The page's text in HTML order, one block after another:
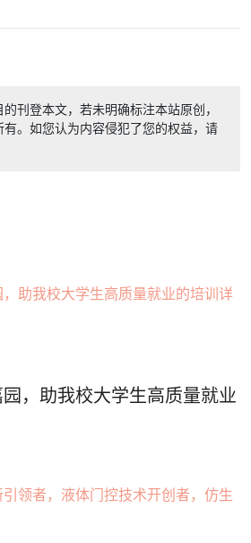
刊登本文，若未明确标注本站原创，
。如您认为内容侵犯了您的权益，请
，助我校大学生高质量就业